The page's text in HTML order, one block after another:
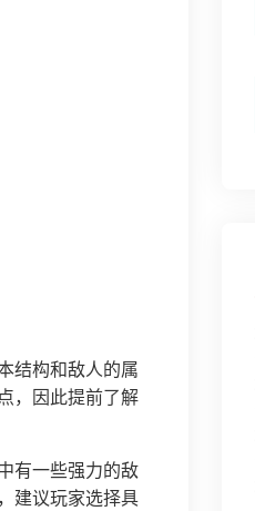
结构和敌人的属
，因此提前了解
有一些强力的敌
建议玩家选择具